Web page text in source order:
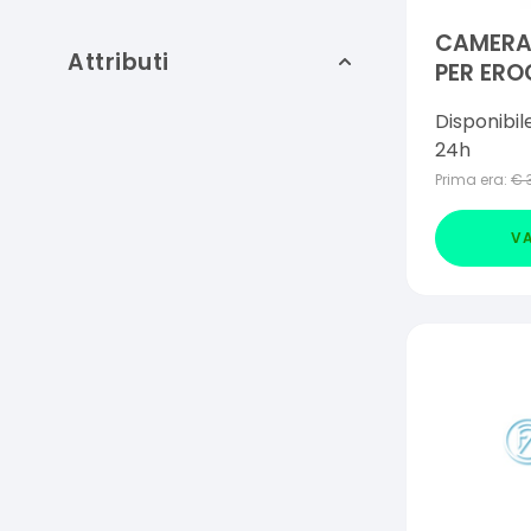
Attributi
PER
220ML
MORTO
24h
Prima era: €